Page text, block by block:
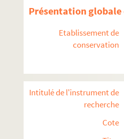
Présentation
Etablissement de
conservation
Intitulé de l'instrument de
recherche
Cote
Ms 2139. Mélanges
Ms 2140. Parlement de
Ms 2141. Parlement de
Ms 2145. Mélanges
Ms 2146. Etats de
Ms 2148. Terrier